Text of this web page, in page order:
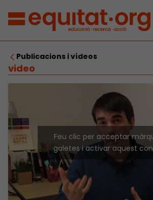
Publicacions i vídeos
video
Feu clic per acceptar
galetes i activar aquest